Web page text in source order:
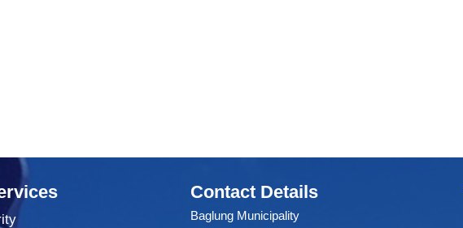
Contact Details
Baglung Municipality